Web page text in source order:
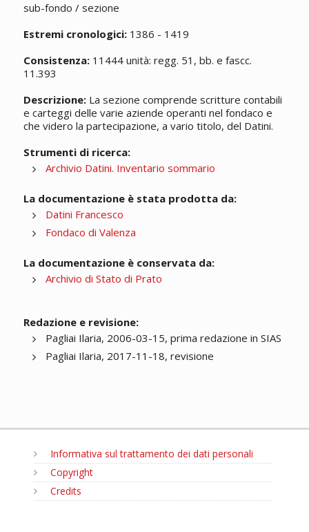
sub-fondo / sezione
Estremi cronologici:1386 - 1419
Consistenza:11444 unità: regg. 51, bb. e fascc.
11.393
Descrizione:La sezione comprende scritture contabili
e carteggi delle varie aziende operanti nel fondaco e
che videro la partecipazione, a vario titolo, del Datini.
Strumenti di ricerca:
Archivio Datini. Inventario sommario
La documentazione è stata prodotta da:
Datini Francesco
Fondaco di Valenza
La documentazione è conservata da:
Archivio di Stato di Prato
Redazione e revisione:
Pagliai Ilaria, 2006-03-15, prima redazione in SIAS
Pagliai Ilaria, 2017-11-18, revisione
Informativa sul trattamento dei dati personali
Copyright
Credits